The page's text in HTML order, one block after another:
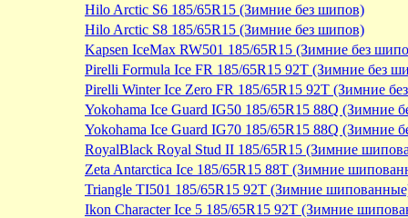
Hilo Arctic S6 185/65R15 (Зимние без шипов)
Hilo Arctic S8 185/65R15 (Зимние без шипов)
Kapsen IceMax RW501 185/65R15 (Зимние без
Pirelli Formula Ice FR 185/65R15 92T (Зимние без
Pirelli Winter Ice Zero FR 185/65R15 92T (Зимние
Yokohama Ice Guard IG50 185/65R15 88Q (Зимние
Yokohama Ice Guard IG70 185/65R15 88Q (Зимние
RoyalBlack Royal Stud II 185/65R15 (Зимние
Zeta Antarctica Ice 185/65R15 88T (Зимние
Triangle TI501 185/65R15 92T (Зимние
Ikon Character Ice 5 185/65R15 92T (Зимние